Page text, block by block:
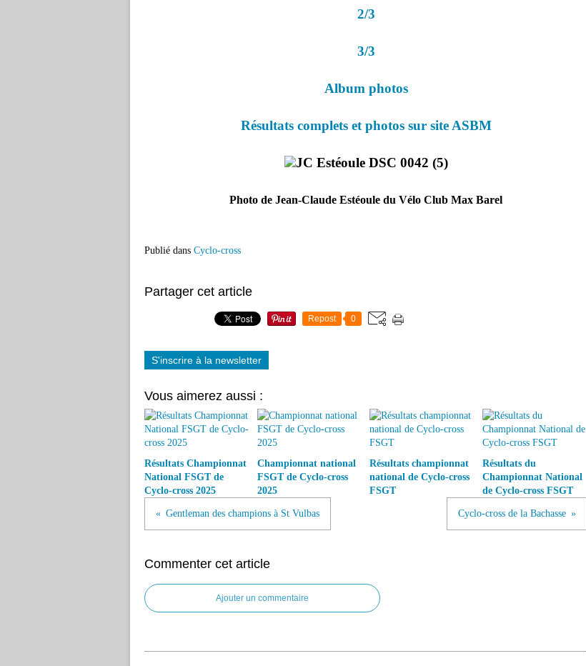
2/3
3/3
Album photos
Résultats complets et photos sur site ASBM
Photo de Jean-Claude Estéoule du Vélo Club Max Barel
Publié dans Cyclo-cross
Partager cet article
Repost 0
S'inscrire à la newsletter
Vous aimerez aussi :
Résultats Championnat
National FSGT de
Cyclo-cross 2025
Championnat national
FSGT de Cyclo-cross
2025
Résultats championnat
national de Cyclo-cross
FSGT
Résultats du
Championnat National
de Cyclo-cross FSGT
Gentleman des champions à St Vulbas Cyclo-cross de la Bachasse
Commenter cet article
Ajouter un commentaire